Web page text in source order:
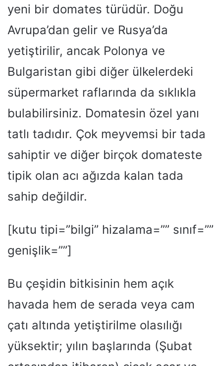
yeni bir domates türüdür. Doğu
Avrupa’dan gelir ve Rusya’da
yetiştirilir, ancak Polonya ve
Bulgaristan gibi diğer ülkelerdeki
süpermarket raflarında da sıklıkla
bulabilirsiniz. Domatesin özel yanı
tatlı tadıdır. Çok meyvemsi bir tada
sahiptir ve diğer birçok domateste
tipik olan acı ağızda kalan tada
sahip değildir.
[kutu tipi=”bilgi” hizalama=”” sınıf=””
genişlik=””]
Bu çeşidin bitkisinin hem açık
havada hem de serada veya cam
çatı altında yetiştirilme olasılığı
yüksektir; yılın başlarında (Şubat